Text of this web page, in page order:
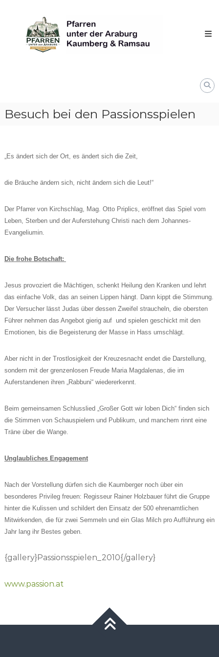
content
unter
derAraburg
Kaumberg
Besuch bei den Passionsspielen
„Es ändert sich der Ort, es ändert sich die Zeit,
die Bräuche ändern sich, nicht ändern sich die Leut!“
Der Pfarrer von Kirchschlag, Mag. Otto Priplics, eröffnet das Spiel vom
Leben, Sterben und der Auferstehung Christi nach dem Johannes-
Evangeliumin.
Die frohe Botschaft:
Jesus provoziert die Mächtigen, schenkt Heilung den Kranken und lehrt
das einfache Volk, das an seinen Lippen hängt. Dann kippt die Stimmung.
Der Versucher lässt Judas über dessen Zweifel straucheln, die obersten
Führer nehmen das Angebot gierig auf und spielen geschickt mit den
Emotionen, bis die Begeisterung der Masse in Hass umschlägt.
Aber nicht in der Trostlosigkeit der Kreuzesnacht endet die Darstellung,
sondern mit der grenzenlosen Freude Maria Magdalenas, die im
Auferstandenen ihren „Rabbuni“ wiedererkennt.
Beim gemeinsamen Schlusslied „Großer Gott wir loben Dich“ finden sich
die Stimmen von Schauspielern und Publikum, und manchem rinnt eine
Träne über die Wange.
Unglaubliches Engagement
Nach der Vorstellung dürfen sich die Kaumberger noch über ein
besonderes Privileg freuen: Regisseur Rainer Holzbauer führt die Gruppe
hinter die Kulissen und schildert den Einsatz der 500 ehrenamtlichen
Mitwirkenden, die für zwei Semmeln und ein Glas Milch pro Aufführung ein
Jahr lang ihr Bestes geben.
{gallery}Passionsspielen_2010{/gallery}
www.passion.at